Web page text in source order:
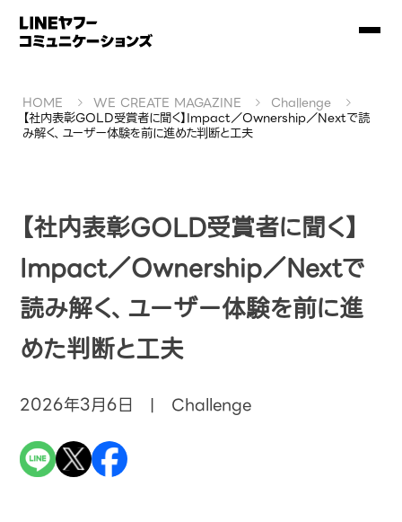
HOME WE CREATE MAGAZINE
Challenge
【社内表彰GOLD受賞者に聞く】Impact／Ownership／Nextで読
み解く、ユーザー体験を前に進めた判断と工夫
【社内表彰GOLD受賞者に聞く】
Impact／Ownership／Nextで
読み解く、ユーザー体験を前に進
めた判断と工夫
2026年3月6日 | Challenge